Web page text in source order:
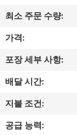
여
공
장
여
최소 주문 수량:
가격:
포장 세부 사항:
배달 시간:
지불 조건:
공급 능력: